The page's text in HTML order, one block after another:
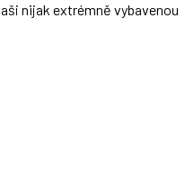
nijak extrémně vybavenou